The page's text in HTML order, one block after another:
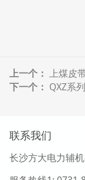
上一个： 上煤皮
下一个： QXZ系
联系我们
长沙方大电力辅